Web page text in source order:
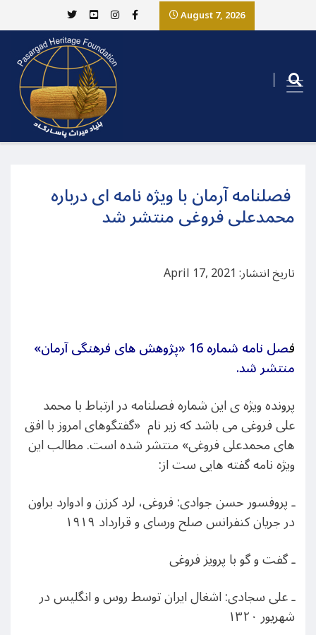
August 7, 2026
فصلنامه آرمان با ويژه نامه ای درباره
محمدعلی فروغی منتشر شد
تاریخ انتشار: April 17, 2021
ف صل نامه شماره 16 «پژوهش های فرهنگی آرمان»
منتشر شد.
پرونده ويژه ی این شماره فصلنامه در ارتباط با محمد
علی فروغی می باشد که زیر نام «گفتگوهای امروز با افق
های محمدعلی فروغی» منتشر شده است. مطالب این
ويژه نامه گفته هایی ست از:
ـ پروفسور حسن جوادی: فروغی، لرد کرزن و ادوارد براون
در جریان کنفرانس صلح ورسای و قرارداد ۱۹۱۹
ـ گفت و گو با پرویز فروغی
ـ علی سجادی: اشغال ایران توسط روس و انگلیس در
شهریور ۱۳۲۰